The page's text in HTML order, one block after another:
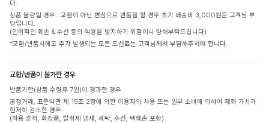
다.
상품 불량일 경우 : 교환이 아닌 변심으로 반품을 할 경우 초기 배송비 3,000원은 고객님 부
담입니다.
(인위적인 훼손 & 수선 등의 악용을 방지하기 위함이니 양해부탁드립니다)
*교환/반품시에도 추가 발생되는 모든 도선료는 고객님께서 부담해주셔야 합니다.
교환/반품이 불가한 경우
반품기한(상품 수령후 7일)이 경과한 경우
공정거래, 표준약관 제 15조 2항에 의한 이용자의 사용 또는 일부 소비에 의하여 재화 가치가
현저히 감소한 경우
(착용 흔적, 화장품, 탈취제 냄새, 세탁, 수선, 택훼손 포함)